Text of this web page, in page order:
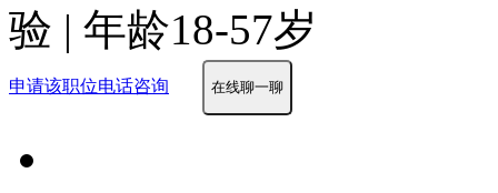
验 | 年龄18-57岁
申请该职位电话咨询 在线聊一聊